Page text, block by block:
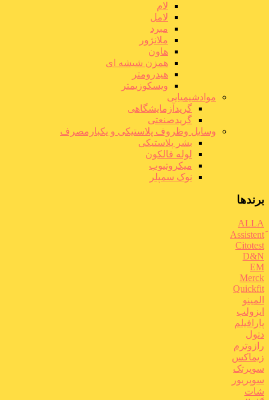
لام
لامل
مبرد
ملانژور
هاون
همزن شیشه ای
هیدرومتر
ویسکوزیمتر
موادشیمیایی
گریدآزمایشگاهی
گریدصنعتی
وسایل وظروف پلاستیکی و یکبارمصرف
بشر پلاستیکی
لوله فالکون
میکروتیوب
نوک سمپلر
برندها
ALLA
Citotest
D&N
EM
Merck
Quickfit
المینو
ایزولب
پارافیلم
دتول
رازوترم
زیماکس
سوپرتک
سوپریور
شات